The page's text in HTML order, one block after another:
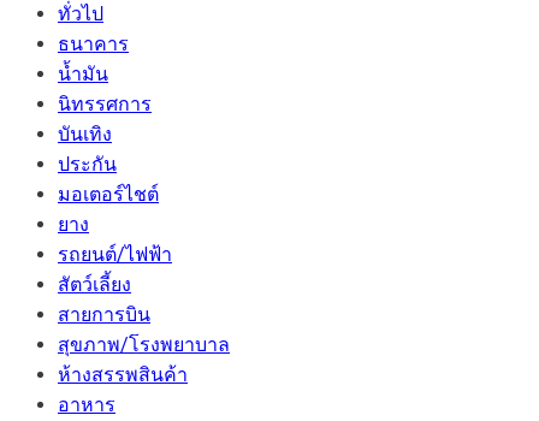
ทั่วไป
ธนาคาร
น้ำมัน
นิทรรศการ
บันเทิง
ประกัน
มอเตอร์ไชต์
ยาง
รถยนต์/ไฟฟ้า
สัตว์เลี้ยง
สายการบิน
สุขภาพ/โรงพยาบาล
ห้างสรรพสินค้า
อาหาร